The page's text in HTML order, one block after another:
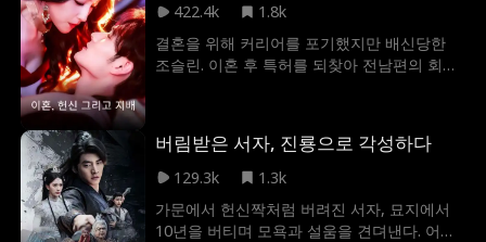
422.4k
1.8k
결혼을 위해 커리어를 포기했지만 배신당한
조슬린. 이혼 후 특허를 되찾아 전남편의 회사
버림받은 서자, 진룡으로 각성하다
129.3k
1.3k
가문에서 헌신짝처럼 버려진 서자, 묘지에서
10년을 버티며 모욕과 설움을 견뎌낸다. 어느